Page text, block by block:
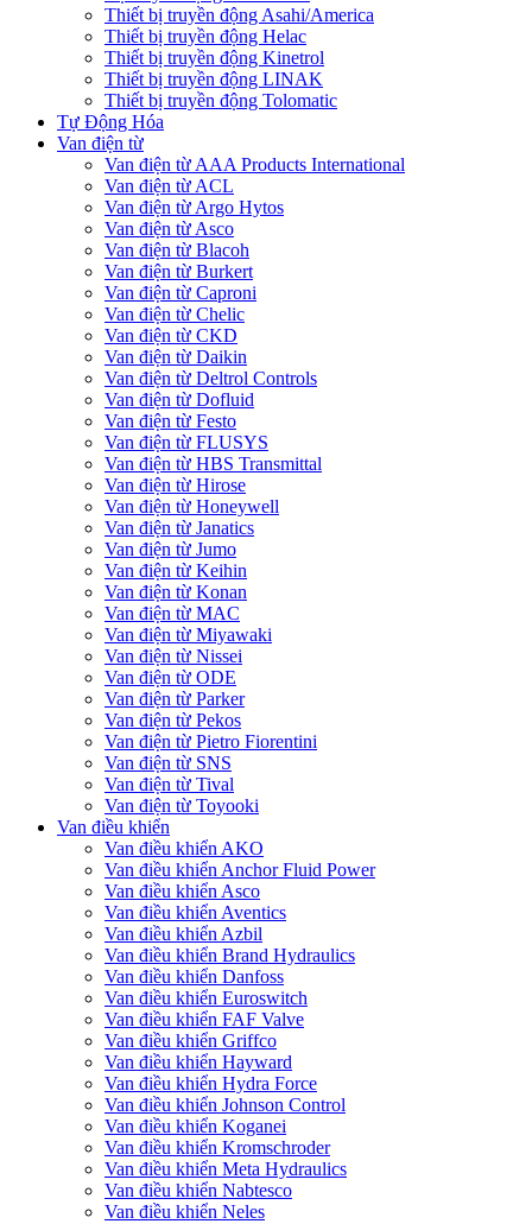
Thiết bị truyền động Asahi/America
Thiết bị truyền động Helac
Thiết bị truyền động Kinetrol
Thiết bị truyền động LINAK
Thiết bị truyền động Tolomatic
Tự Động Hóa
Van điện từ
Van điện từ AAA Products International
Van điện từ ACL
Van điện từ Argo Hytos
Van điện từ Asco
Van điện từ Blacoh
Van điện từ Burkert
Van điện từ Caproni
Van điện từ Chelic
Van điện từ CKD
Van điện từ Daikin
Van điện từ Deltrol Controls
Van điện từ Dofluid
Van điện từ Festo
Van điện từ FLUSYS
Van điện từ HBS Transmittal
Van điện từ Hirose
Van điện từ Honeywell
Van điện từ Janatics
Van điện từ Jumo
Van điện từ Keihin
Van điện từ Konan
Van điện từ MAC
Van điện từ Miyawaki
Van điện từ Nissei
Van điện từ ODE
Van điện từ Parker
Van điện từ Pekos
Van điện từ Pietro Fiorentini
Van điện từ SNS
Van điện từ Tival
Van điện từ Toyooki
Van điều khiển
Van điều khiển AKO
Van điều khiển Anchor Fluid Power
Van điều khiển Asco
Van điều khiển Aventics
Van điều khiển Azbil
Van điều khiển Brand Hydraulics
Van điều khiển Danfoss
Van điều khiển Euroswitch
Van điều khiển FAF Valve
Van điều khiển Griffco
Van điều khiển Hayward
Van điều khiển Hydra Force
Van điều khiển Johnson Control
Van điều khiển Koganei
Van điều khiển Kromschroder
Van điều khiển Meta Hydraulics
Van điều khiển Nabtesco
Van điều khiển Neles